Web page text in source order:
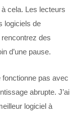
cela. Les lecteurs
logiciels de
des
d’une pause.
fonctionne pas avec
abrupte. J’ai
logiciel à